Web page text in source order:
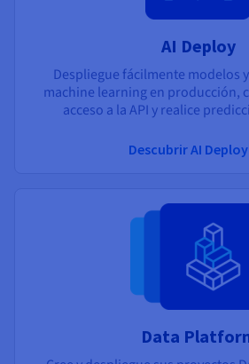
AI Deploy
Despliegue fácilmente modelos
machine learning en producción,
acceso a la API y realice
Descubrir AI Deploy
Data